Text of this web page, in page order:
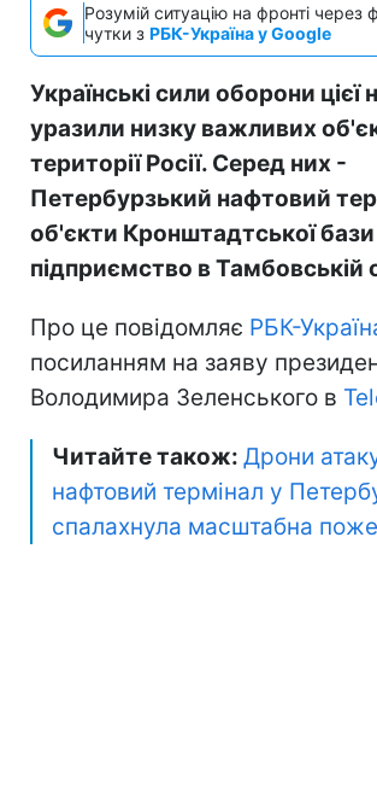
Розумій ситуацію на фронті через
чутки з РБК-Україна у Google
Українські сили оборони цієї
уразили низку важливих
території Росії. Серед них -
Петербурзький нафтовий
об'єкти Кронштадтської бази
підприємство в Тамбовській
Про це повідомляє РБК-
посиланням на заяву
Володимира Зеленського в
Читайте також: Дрони
нафтовий термінал у
спалахнула масштабна